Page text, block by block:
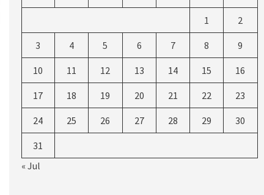
1 2
3 4 5 6 7 8 9
10 11 12 13 14 15 16
17 18 19 20 21 22 23
24 25 26 27 28 29 30
31
« Jul